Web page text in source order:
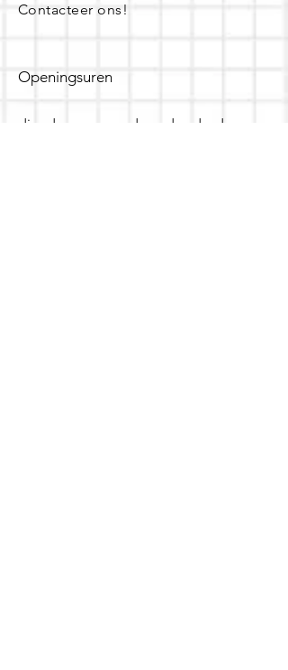
Contacteer ons!
Openingsuren
dinsdag - woensdag- donderdag: